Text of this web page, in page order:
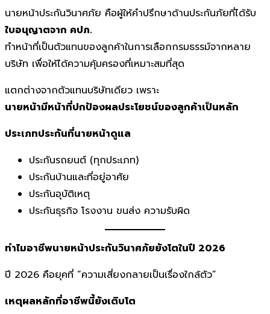
นายหน้าประกันวินาศภัย คือผู้ให้คำปรึกษาด้านประกันภัยที่ได้รับ
ใบอนุญาตจาก คปภ.
ทำหน้าที่เป็นตัวแทนของลูกค้าในการเลือกกรมธรรม์จากหลาย
บริษัท เพื่อให้ได้ความคุ้มครองที่เหมาะสมที่สุด
แตกต่างจากตัวแทนบริษัทเดียว เพราะ
นายหน้ามีหน้าที่ปกป้องผลประโยชน์ของลูกค้าเป็นหลัก
ประเภทประกันที่นายหน้าดูแล
ประกันรถยนต์ (ทุกประเภท)
ประกันบ้านและที่อยู่อาศัย
ประกันอุบัติเหตุ
ประกันธุรกิจ โรงงาน ขนส่ง ความรับผิด
ทำไมอาชีพนายหน้าประกันวินาศภัยยังโตในปี 2026
ปี 2026 คือยุคที่ “ความเสี่ยงกลายเป็นเรื่องใกล้ตัว”
เหตุผลหลักที่อาชีพนี้ยังเติบโต